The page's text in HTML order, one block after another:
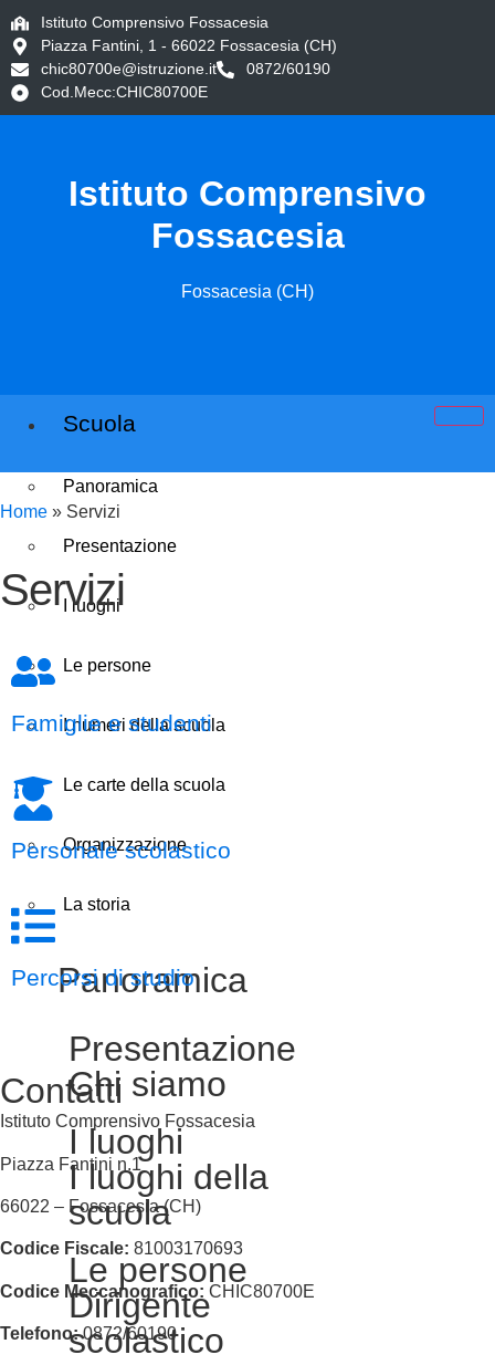
Istituto Comprensivo Fossacesia
Piazza Fantini, 1 - 66022 Fossacesia (CH)
chic80700e@istruzione.it
0872/60190
Cod.Mecc:CHIC80700E
Istituto Comprensivo
Fossacesia
Fossacesia (CH)
Scuola
Panoramica
Presentazione
I luoghi
Le persone
I numeri della scuola
Le carte della scuola
Organizzazione
La storia
Panoramica
Presentazione
Chi siamo
I luoghi
I luoghi della
scuola
Le persone
Dirigente
scolastico
Home » Servizi
Servizi
Famiglie e studenti
Personale scolastico
Percorsi di studio
Contatti
Istituto Comprensivo Fossacesia
Piazza Fantini n.1
66022 – Fossacesia (CH)
Codice Fiscale: 81003170693
Codice Meccanografico: CHIC80700E
Telefono:0872/60190